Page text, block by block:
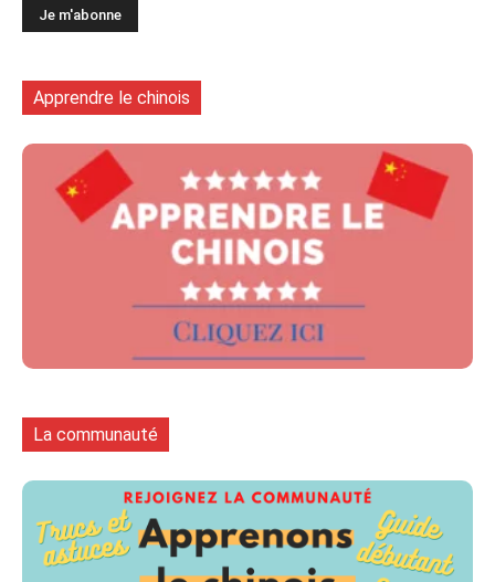
Apprendre le chinois
La communauté